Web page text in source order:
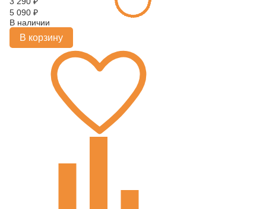
5 090 ₽
В наличии
В корзину